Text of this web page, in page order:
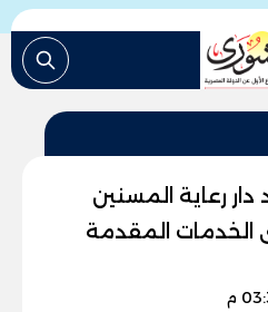
رعاية المسنين
المقدمة